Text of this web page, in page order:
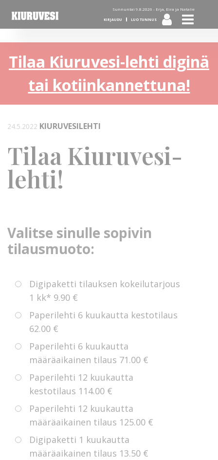
Sunnuntai 9.8.2026 - Erja, Eira ja Natalie
KIRJAUDU LUO TUNNUS
Tilaa Kiuruvesi-lehti diginä
tai kotiinkannettuna!
24.5.2022 KIURUVESILEHTI
Tilaa Kiuruvesi-
lehti!
Valitse sinulle sopivin
tilausmuoto:
Digipaketti tilauksen kokeilutarjous
1 kk* 9.90 €
Paperilehti 6 kuukautta kestotilaus
62.00 €
Paperilehti 6 kuukautta
määräaikainen tilaus 71.00 €
Paperilehti 12 kuukautta
kestotilaus 114.00 €
Paperilehti 12 kuukautta
määräaikainen tilaus 125.00 €
Digipaketti 1 kuukautta
määräaikainen tilaus 13.50 €